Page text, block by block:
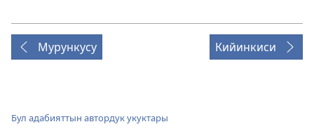
Мурункусу Кийинкиси
Бул адабияттын автордук укуктары